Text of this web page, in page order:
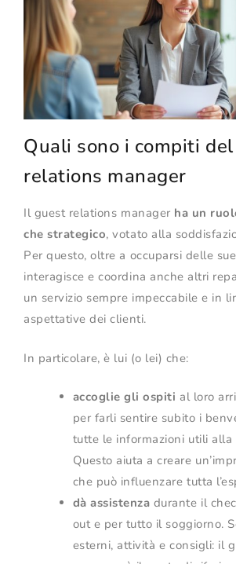
Quali sono i compiti
relations manager
Il guest relations manager ha un
che strategico, votato alla
Per questo, oltre a occuparsi delle
interagisce e coordina anche altri
un servizio sempre impeccabile e in
aspettative dei clienti.
In particolare, è lui (o lei) che:
accoglie gli ospiti al loro
per farli sentire subito i
tutte le informazioni utili alla
Questo aiuta a creare
che può influenzare tutta
dà assistenza durante il
out e per tutto il soggiorno.
esterni, attività e consigli: il